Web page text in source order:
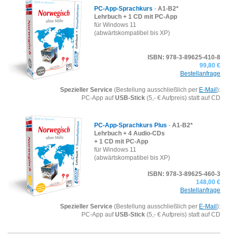
PC-App-Sprachkurs - A1-B2*
Lehrbuch + 1 CD mit PC-App
für Windows 11
(abwärtskompatibel bis XP)
ISBN: 978-3-89625-410-8
99,80 €
Bestellanfrage
Spezieller Service (Bestellung ausschließlich per E-Mail):
PC-App aufUSB-Stick (5,- € Aufpreis) statt auf CD
PC-App-Sprachkurs Plus - A1-B2*
Lehrbuch + 4 Audio-CDs
+ 1 CD mit PC-App
für Windows 11
(abwärtskompatibel bis XP)
ISBN: 978-3-89625-460-3
148,00 €
Bestellanfrage
Spezieller Service (Bestellung ausschließlich per E-Mail):
PC-App aufUSB-Stick (5,- € Aufpreis) statt auf CD